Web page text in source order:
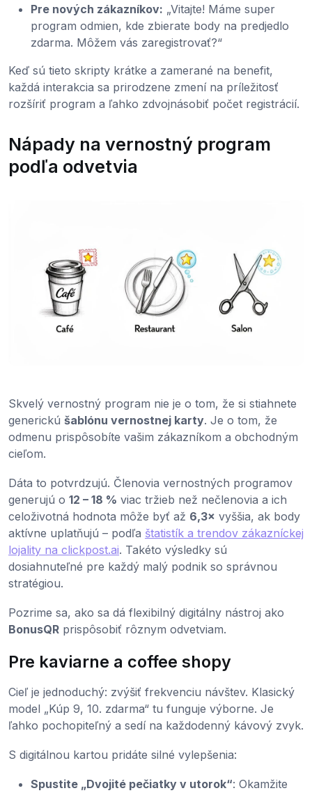
Pre nových zákazníkov: „Vitajte! Máme super
program odmien, kde zbierate body na predjedlo
zdarma. Môžem vás zaregistrovať?“
Keď sú tieto skripty krátke a zamerané na benefit,
každá interakcia sa prirodzene zmení na príležitosť
rozšíriť program a ľahko zdvojnásobiť počet registrácií.
Nápady na vernostný program
podľa odvetvia
Skvelý vernostný program nie je o tom, že si stiahnete
generickú šablónu vernostnej karty. Je o tom, že
odmenu prispôsobíte vašim zákazníkom a obchodným
cieľom.
Dáta to potvrdzujú. Členovia vernostných programov
generujú o 12 – 18 % viac tržieb než nečlenovia a ich
celoživotná hodnota môže byť až 6,3× vyššia, ak body
aktívne uplatňujú – podľa štatistík a trendov zákazníckej
lojality na clickpost.ai. Takéto výsledky sú
dosiahnuteľné pre každý malý podnik so správnou
stratégiou.
Pozrime sa, ako sa dá flexibilný digitálny nástroj ako
BonusQR prispôsobiť rôznym odvetviam.
Pre kaviarne a coffee shopy
Cieľ je jednoduchý: zvýšiť frekvenciu návštev. Klasický
model „Kúp 9, 10. zdarma“ tu funguje výborne. Je
ľahko pochopiteľný a sedí na každodenný kávový zvyk.
S digitálnou kartou pridáte silné vylepšenia:
Spustite „Dvojité pečiatky v utorok“: Okamžite